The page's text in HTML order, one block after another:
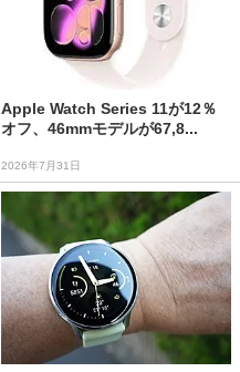
Apple Watch Series 11が12％
オフ、46mmモデルが67,8...
2026年7月31日